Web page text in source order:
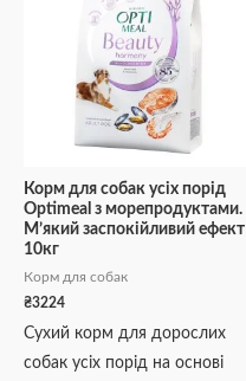
Корм для собак усіх порід
Optimeal з морепродуктами.
М’який заспокійливий ефект
10кг
Корм для собак
₴3224
Сухий корм для дорослих
собак усіх порід на основі